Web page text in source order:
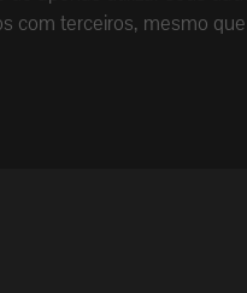
com terceiros, mesmo